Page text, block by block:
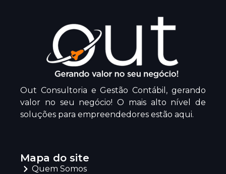
Out Consultoria e Gestão Contábil, gerando
valor no seu negócio! O mais alto nível de
soluções para empreendedores estão aqui.
Mapa do site
Quem Somos